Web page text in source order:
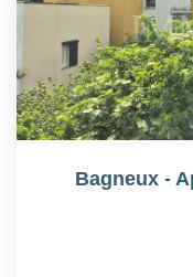
Bagneux -